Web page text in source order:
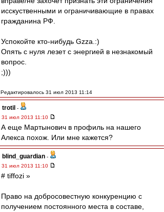
исскуственными и ограничивающие в правах
гражданина РФ.
Успокойте кто-нибудь Gzza.:)
Опять с нуля лезет с энергией в незнакомый
вопрос.
;)))
Редактировалось 31 июл 2013 11:14
trotil -
31 июл 2013 11:10
А еще Мартынович в профиль на нашего
Алекса похож. Или мне кажется?
blind_guardian -
31 июл 2013 11:10
# tiffozi »
Право на добросовестную конкуренцию с
получением постоянного места в составе,